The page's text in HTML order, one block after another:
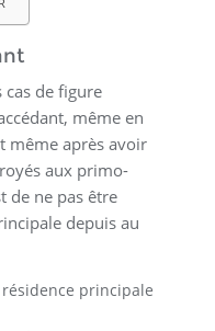
cas de figure
même en
même après avoir
aux primo-
de ne pas être
depuis au
principale